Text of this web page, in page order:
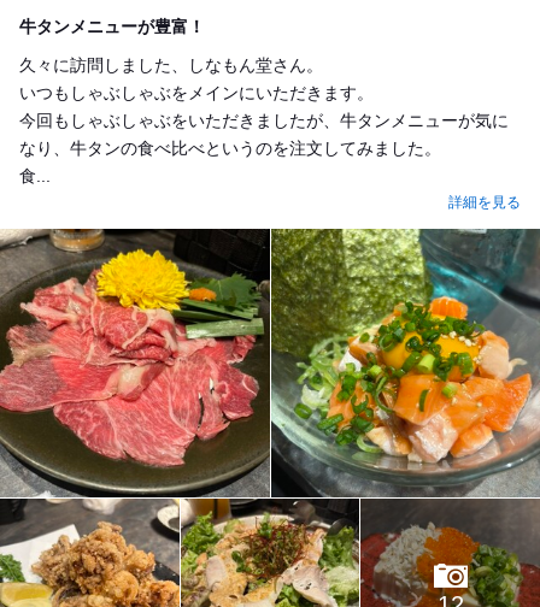
牛タンメニューが豊富！
久々に訪問しました、しなもん堂さん。
いつもしゃぶしゃぶをメインにいただきます。
今回もしゃぶしゃぶをいただきましたが、牛タンメニューが気に
なり、牛タンの食べ比べというのを注文してみました。
食...
詳細を見る